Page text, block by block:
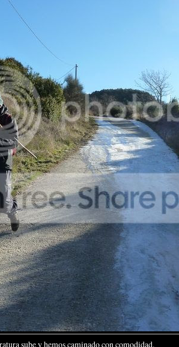
sube y hemos caminado con comodidad.